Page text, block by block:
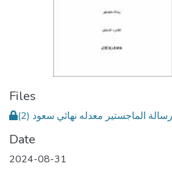
Files
Date
2024-08-31